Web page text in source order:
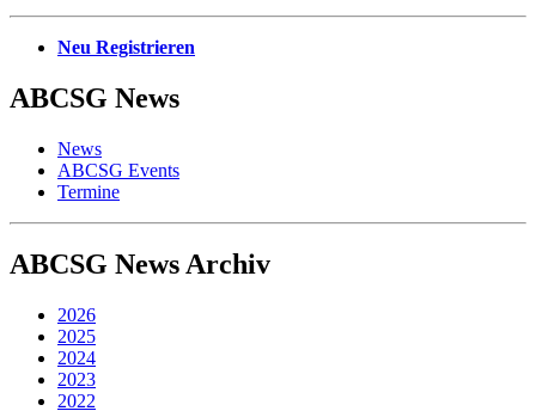
Neu Registrieren
ABCSG News
News
ABCSG Events
Termine
ABCSG News Archiv
2026
2025
2024
2023
2022